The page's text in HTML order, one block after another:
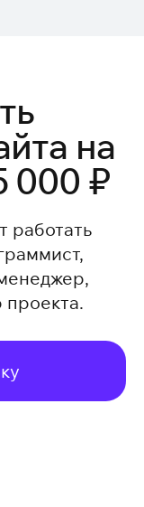
на
000 ₽
работать